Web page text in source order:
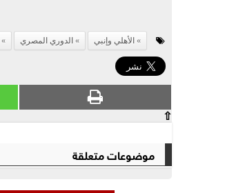
الأهلي وإنبي الدوري المصري
⇧
موضوعات متعلقة